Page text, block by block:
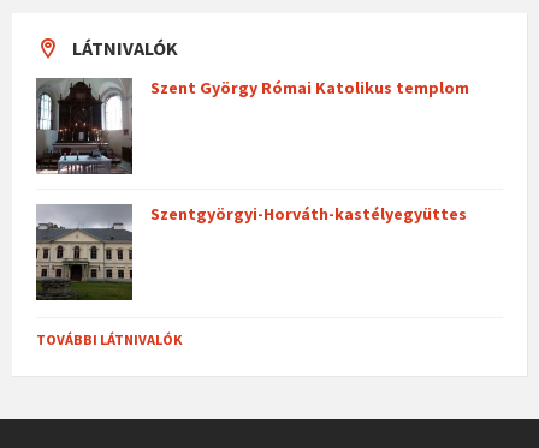
LÁTNIVALÓK
Szent György Római Katolikus templom
Szentgyörgyi-Horváth-kastélyegyüttes
TOVÁBBI LÁTNIVALÓK